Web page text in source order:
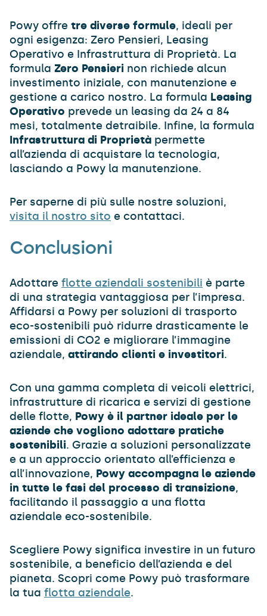
Powy offre tre diverse formule, ideali per
ogni esigenza: Zero Pensieri, Leasing
Operativo e Infrastruttura di Proprietà. La
formula Zero Pensieri non richiede alcun
investimento iniziale, con manutenzione e
gestione a carico nostro. La formula Leasing
Operativo prevede un leasing da 24 a 84
mesi, totalmente detraibile. Infine, la formula
Infrastruttura di Proprietà permette
all’azienda di acquistare la tecnologia,
lasciando a Powy la manutenzione.
Per saperne di più sulle nostre soluzioni,
visita il nostro sito e contattaci.
Conclusioni
Adottare flotte aziendali sostenibili è parte
di una strategia vantaggiosa per l’impresa.
Affidarsi a Powy per soluzioni di trasporto
eco-sostenibili può ridurre drasticamente le
emissioni di CO2 e migliorare l’immagine
aziendale, attirando clienti e investitori.
Con una gamma completa di veicoli elettrici,
infrastrutture di ricarica e servizi di gestione
delle flotte, Powy è il partner ideale per le
aziende che vogliono adottare pratiche
sostenibili. Grazie a soluzioni personalizzate
e a un approccio orientato all’efficienza e
all’innovazione, Powy accompagna le aziende
in tutte le fasi del processo di transizione,
facilitando il passaggio a una flotta
aziendale eco-sostenibile.
Scegliere Powy significa investire in un futuro
sostenibile, a beneficio dell’azienda e del
pianeta. Scopri come Powy può trasformare
la tua flotta aziendale.